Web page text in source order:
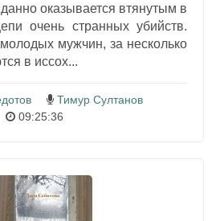
оказывается втянутым в
очень странных убийств.
мужчин, за несколько
в иссох...
Тимур Султанов
09:25:36